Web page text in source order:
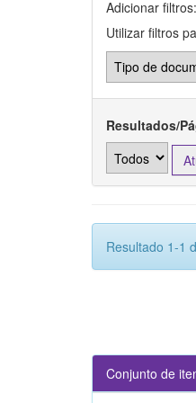
Adicionar filtros:
Utilizar filtros
Resultados/
Resultado 1-1
Conjunto de